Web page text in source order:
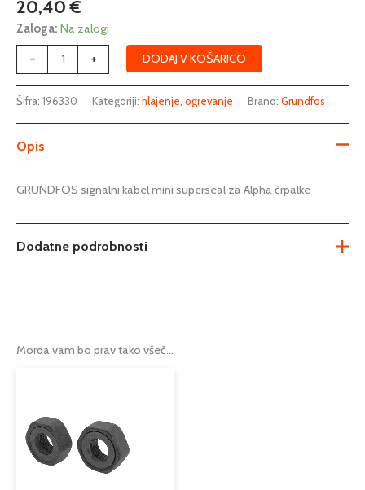
20,40€
Zaloga: Na zalogi
-
črpalke
količina
+ DODAJ V KOŠARICO
Šifra: 196330 Kategoriji: hlajenje ogrevanje Brand: Grundfos
Opis
GRUNDFOS signalni kabel mini superseal za Alpha črpalke
Dodatne podrobnosti
Morda vam bo prav tako všeč…
11,81 €
do
15,15 €